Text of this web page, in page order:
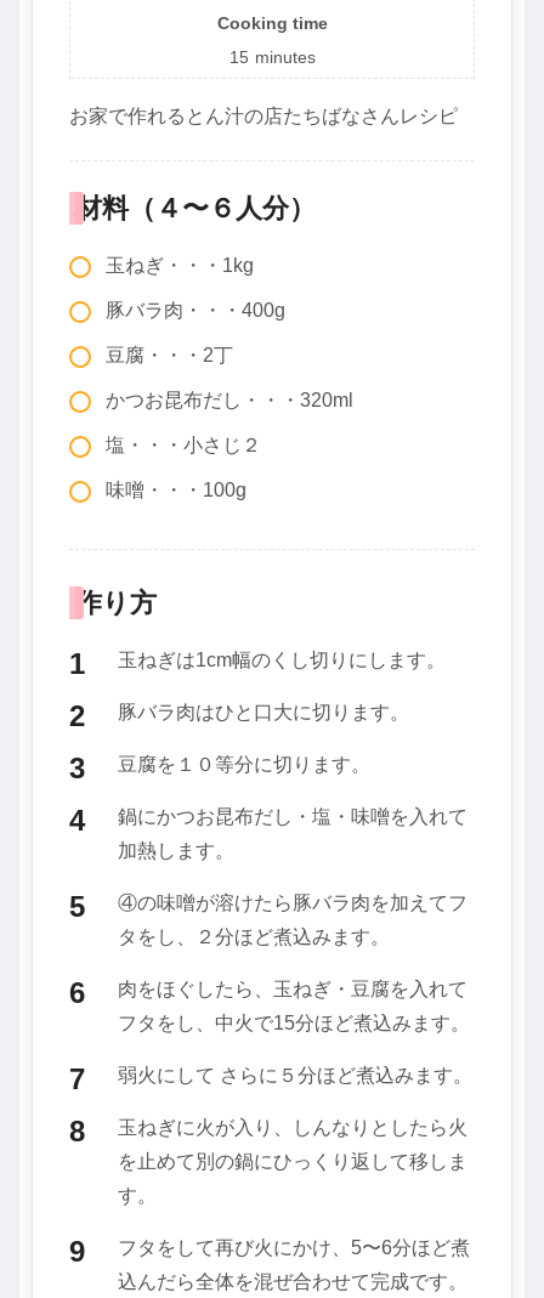
Cooking time
15 minutes
お家で作れるとん汁の店たちばなさんレシピ
材料（４〜６人分）
玉ねぎ・・・1kg
豚バラ肉・・・400g
豆腐・・・2丁
かつお昆布だし・・・320ml
塩・・・小さじ２
味噌・・・100g
作り方
玉ねぎは1cm幅のくし切りにします。
豚バラ肉はひと口大に切ります。
豆腐を１０等分に切ります。
鍋にかつお昆布だし・塩・味噌を入れて
加熱します。
④の味噌が溶けたら豚バラ肉を加えてフ
タをし、２分ほど煮込みます。
肉をほぐしたら、玉ねぎ・豆腐を入れて
フタをし、中火で15分ほど煮込みます。
弱火にして さらに５分ほど煮込みます。
玉ねぎに火が入り、しんなりとしたら火
を止めて別の鍋にひっくり返して移しま
す。
フタをして再び火にかけ、5〜6分ほど煮
込んだら全体を混ぜ合わせて完成です。